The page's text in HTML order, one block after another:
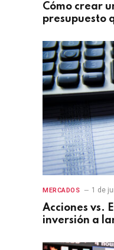
Cómo crear
presupuesto
MERCADOS 1 de
Acciones vs.
inversión a